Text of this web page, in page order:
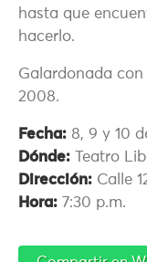
hasta que
hacerlo.
Galardonada
2008.
Fecha: 8, 9 y 10
Dónde: Teatro
Dirección: Calle
Hora: 7:30 p.m.